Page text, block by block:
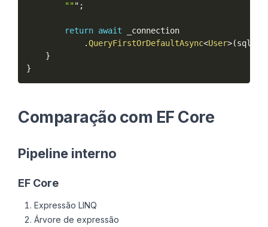
""" ;
return await _connection
.QueryFirstOrDefaultAsync<User>(sql
}
}
Comparação com EF Core
Pipeline interno
EF Core
Expressão LINQ
Árvore de expressão